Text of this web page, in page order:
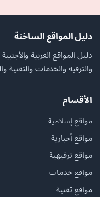
دليل المواقع الساخنة
دليل المواقع العربية
والترفيه والخدمات والتقنية
الأقسام
مواقع إسلامية
مواقع أخبارية
مواقع ترفيهية
مواقع خدمات
مواقع تقنية